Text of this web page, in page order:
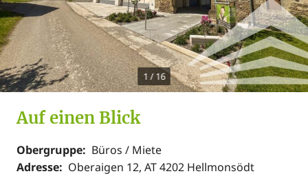
1 /16
Auf einen Blick
Obergruppe: Büros / Miete
Adresse: Oberaigen 12, AT 4202 Hellmonsödt